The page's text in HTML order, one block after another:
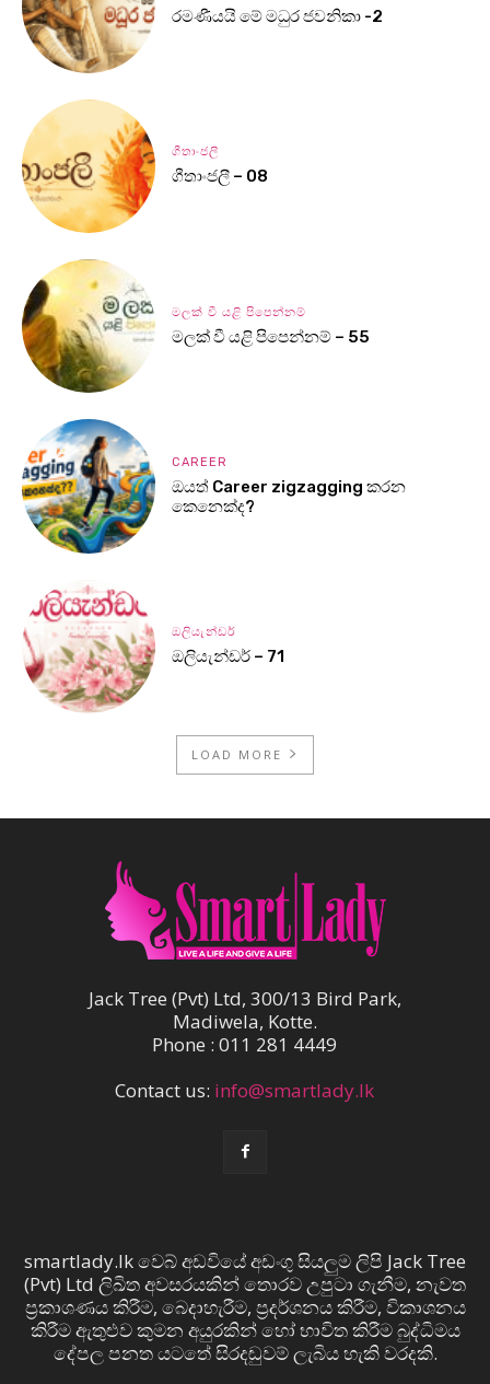
රමණීයයි මේ මධුර ජවනිකා -2
ගීතාංජලී
ගීතාංජලී – 08
මලක් වී යළි පිපෙන්නම්
මලක් වී යළි පිපෙන්නම් – 55
CAREER
ඔයත් Career zigzagging කරන
කෙනෙක්ද?
ඔලියැන්ඩර්
ඔලියැන්ඩර් – 71
LOAD MORE
Jack Tree (Pvt) Ltd, 300/13 Bird Park,
Madiwela, Kotte.
Phone : 011 281 4449
Contact us: info@smartlady.lk
smartlady.lk වෙබ් අඩවියේ අඩංගු සියලුම ලිපි Jack Tree
(Pvt) Ltd ලිඛිත අවසරයකින් තොරව උපුටා ගැනීම, නැවත
ප්‍රකාශණය කිරීම, බෙදාහැරීම, ප්‍රදර්ශනය කිරීම, විකාශනය
කිරීම ඇතුළුව කුමන අයුරකින් හෝ භාවිත කිරීම බුද්ධිමය
දේපල පනත යටතේ සිරදඬුවම් ලැබිය හැකි වරදකි.